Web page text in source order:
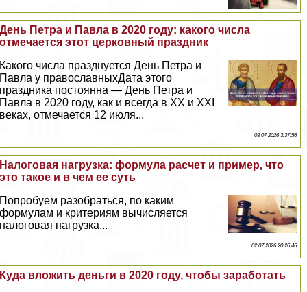
День Петра и Павла в 2020 году: какого числа
отмечается этот церковный праздник
Какого числа празднуется День Петра и
Павла у православныхДата этого
праздника постоянна — День Петра и
Павла в 2020 году, как и всегда в XX и XXI
веках, отмечается 12 июля...
03 07 2026 3:37:56
Налоговая нагрузка: формула расчет и пример, что
это такое и в чем ее суть
Попробуем разобраться, по каким
формулам и критериям вычисляется
налоговая нагрузка...
02 07 2026 20:26:46
Куда вложить деньги в 2020 году, чтобы заработать